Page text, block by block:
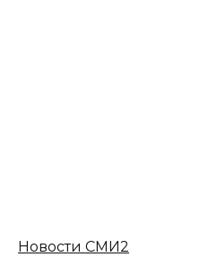
Новости СМИ2